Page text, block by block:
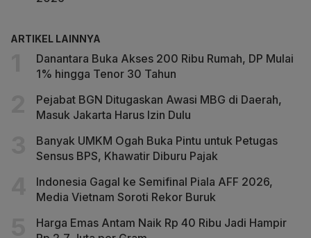
ARTIKEL LAINNYA
Danantara Buka Akses 200 Ribu Rumah, DP Mulai
1% hingga Tenor 30 Tahun
Pejabat BGN Ditugaskan Awasi MBG di Daerah,
Masuk Jakarta Harus Izin Dulu
Banyak UMKM Ogah Buka Pintu untuk Petugas
Sensus BPS, Khawatir Diburu Pajak
Indonesia Gagal ke Semifinal Piala AFF 2026,
Media Vietnam Soroti Rekor Buruk
Harga Emas Antam Naik Rp 40 Ribu Jadi Hampir